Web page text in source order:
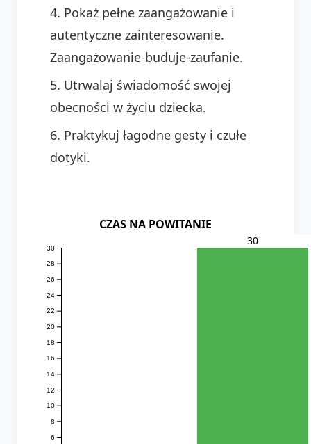
Pokaż pełne zaangażowanie i
autentyczne zainteresowanie.
Zaangażowanie-buduje-zaufanie.
Utrwalaj świadomość swojej
obecności w życiu dziecka.
Praktykuj łagodne gesty i czułe
dotyki.
CZAS NA POWITANIE
6
8
10
12
14
16
18
20
22
24
26
28
30
30